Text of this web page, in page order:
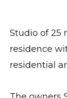
Studio of 25
residence
residential